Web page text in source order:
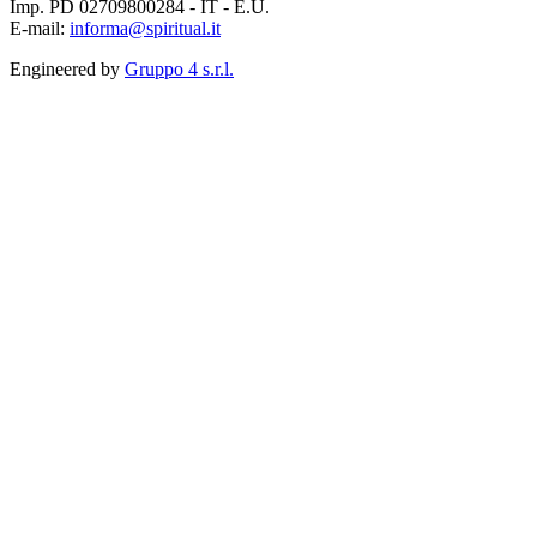
Imp. PD 02709800284 - IT - E.U.
E-mail: informa@spiritual.it
Engineered by Gruppo 4 s.r.l.